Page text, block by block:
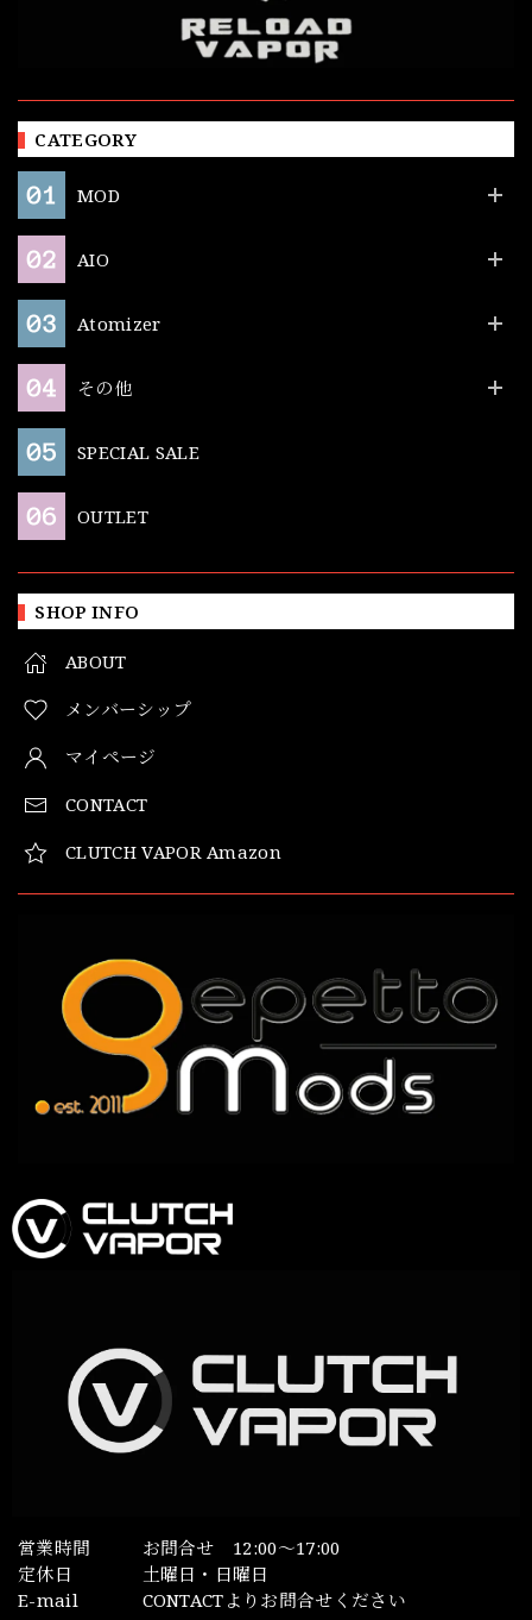
CATEGORY
MOD
AIO
Atomizer
その他
SPECIAL SALE
OUTLET
SHOP INFO
ABOUT
メンバーシップ
マイページ
CONTACT
CLUTCH VAPOR Amazon
営業時間
お問合せ 12:00～17:00
定休日
土曜日・日曜日
E-mail
CONTACTよりお問合せください